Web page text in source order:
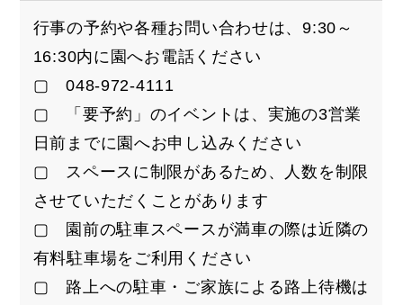
行事の予約や各種お問い合わせは、9:30～
16:30内に園へお電話ください
▢ 048-972-4111
▢ 「要予約」のイベントは、実施の3営業
日前までに園へお申し込みください
▢ スペースに制限があるため、人数を制限
させていただくことがあります
▢ 園前の駐車スペースが満車の際は近隣の
有料駐車場をご利用ください
▢ 路上への駐車・ご家族による路上待機は